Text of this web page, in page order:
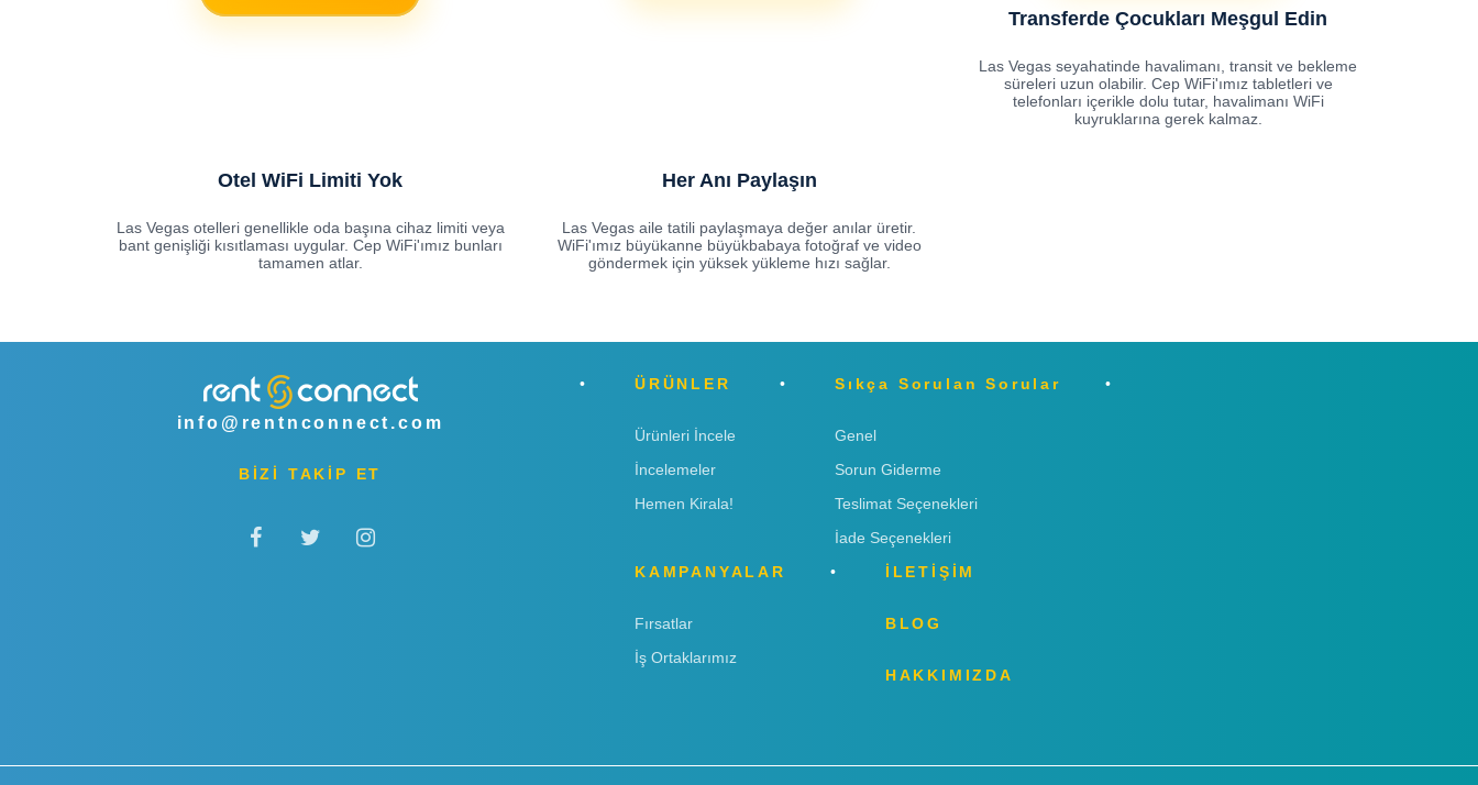
Transferde Çocukları Meşgul Edin
Las Vegas seyahatinde havalimanı, transit ve bekleme
süreleri uzun olabilir. Cep WiFi'ımız tabletleri ve
telefonları içerikle dolu tutar, havalimanı WiFi
kuyruklarına gerek kalmaz.
Otel WiFi Limiti Yok
Las Vegas otelleri genellikle oda başına cihaz limiti veya
bant genişliği kısıtlaması uygular. Cep WiFi'ımız bunları
tamamen atlar.
Her Anı Paylaşın
Las Vegas aile tatili paylaşmaya değer anılar üretir.
WiFi'ımız büyükanne büyükbabaya fotoğraf ve video
göndermek için yüksek yükleme hızı sağlar.
info@rentnconnect.com
BİZİ TAKİP ET
ÜRÜNLER
Ürünleri İncele
İncelemeler
Hemen Kirala!
Sıkça Sorulan Sorular
Genel
Sorun Giderme
Teslimat Seçenekleri
İade Seçenekleri
KAMPANYALAR
Fırsatlar
İş Ortaklarımız
İLETİŞİM
BLOG
HAKKIMIZDA